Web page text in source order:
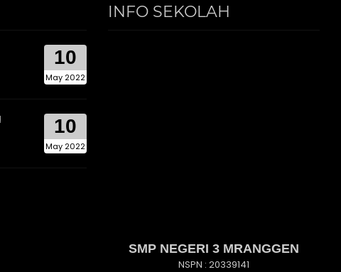
10
May 2022
10
May 2022
INFO SEKOLAH
SMP NEGERI 3 MRANGGEN
NSPN : 20339141